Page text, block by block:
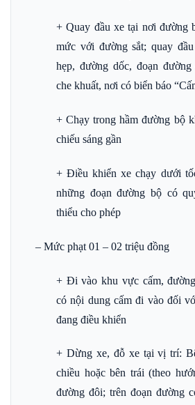
+ Quay đầu xe tại nơi đường
mức với đường sắt; quay
hẹp, đường dốc, đoạn
che khuất, nơi có biển báo
+ Chạy trong hầm đường bộ
chiếu sáng gần
+ Điều khiển xe chạy dưới
những đoạn đường bộ có
thiểu cho phép
– Mức phạt 01 – 02 triệu đồng
+ Đi vào khu vực cấm,
có nội dung cấm đi vào đối
đang điều khiển
+ Dừng xe, đỗ xe tại vị trí:
chiều hoặc bên trái (theo
đường đôi; trên đoạn đường